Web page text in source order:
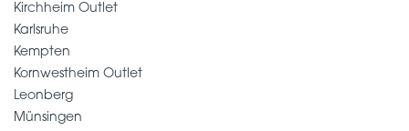
Kirchheim Outlet
Karlsruhe
Kempten
Kornwestheim Outlet
Leonberg
Münsingen